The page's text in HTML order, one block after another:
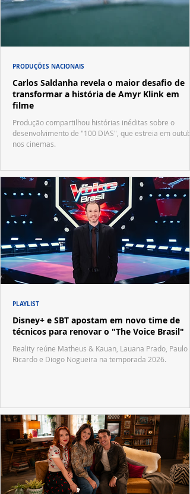
Carlos Saldanha revela o maior desafio de
transformar a história de Amyr Klink em
filme
Produção compartilhou histórias inéditas sobre o
desenvolvimento de "100 DIAS", que estreia em
nos cinemas.
PRODUÇÕES NACIONAIS
Disney+ e SBT apostam em novo time de
técnicos para renovar o "The Voice Brasil"
Reality reúne Matheus & Kauan, Lauana Prado, Paulo
Ricardo e Diogo Nogueira na temporada 2026.
PLAYLIST